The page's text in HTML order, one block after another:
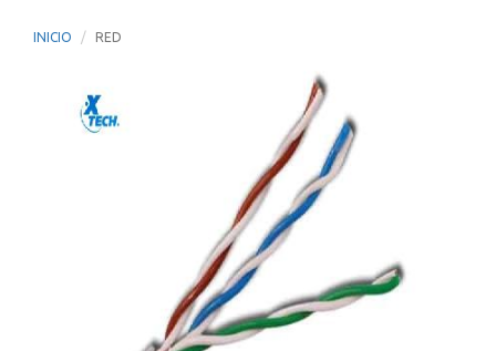
INICIO RED